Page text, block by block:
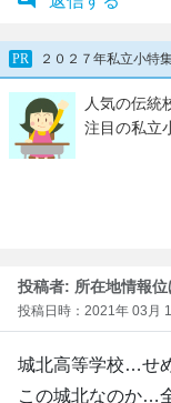
投稿者: 所在地情報
投稿日時：2021年 03月
城北高等学校…せ
この城北なのか…